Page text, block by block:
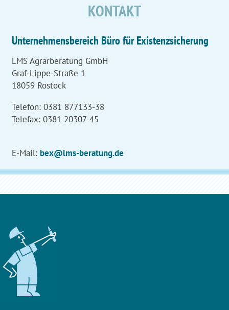
KONTAKT
Unternehmensbereich Büro für Existenzsicherung
LMS Agrarberatung GmbH
Graf-Lippe-Straße 1
18059 Rostock
Telefon: 0381 877133-38
Telefax: 0381 20307-45
E-Mail: bex@lms-beratung.de